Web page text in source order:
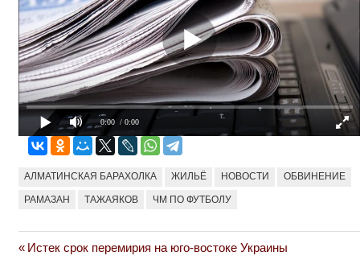
0:00 / 0:00
АЛМАТИНСКАЯ БАРАХОЛКА ЖИЛЬЁ НОВОСТИ ОБВИНЕНИЕ
РАМАЗАН ТАЖАЯКОВ ЧМ ПО ФУТБОЛУ
Навигация
Previous
Истек срок перемирия на юго-востоке Украины